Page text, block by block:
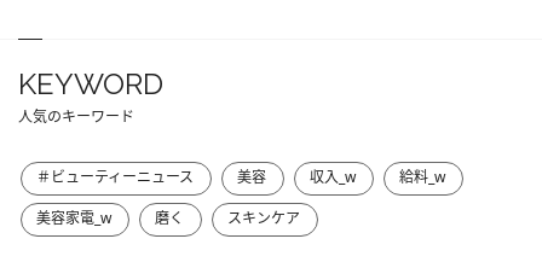
KEYWORD
人気のキーワード
＃ビューティーニュース 美容 収入_w
給料_w
美容家電_w
磨く スキンケア